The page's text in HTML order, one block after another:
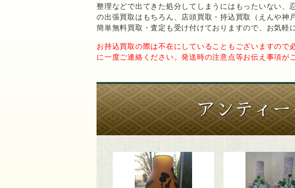
整理などで出てきた処分してしまうにはもったいない
の出張買取はもちろん、店頭買取・持込買取（えんや
簡単無料買取・査定も受け付けておりますので、お気軽
お持込買取の際は不在にしていることもございますの
に一度ご連絡ください。発送時の注意点等お伝え事項が
アンティ